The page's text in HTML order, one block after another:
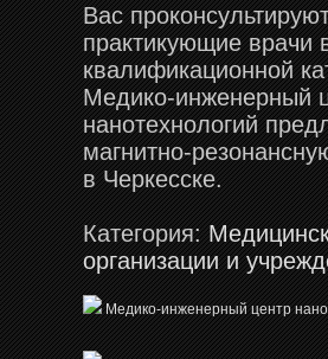
Вас
практикующие врачи
квалификационной
Медико-инженерный
нанотехнологий
магнитно-
в Черкесске.
Категория:
организации и
Медико-инженерный центр